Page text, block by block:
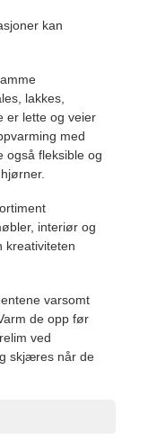
kan
lakkes,
er lette og veier
med
også fleksible og
interiør og
kreativiteten
varsomt
de opp før
ved
skjæres når de